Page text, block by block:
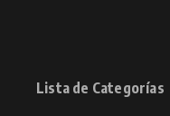
Lista de Categorías